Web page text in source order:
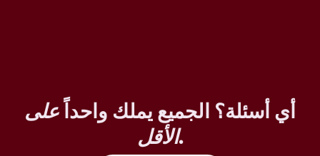
أي أسئلة؟ الجميع يملك واحداً على
الأقل.